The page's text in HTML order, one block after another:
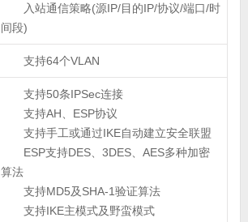
入站通信策略(源IP/目的IP/协议/端口/时
间段)
支持64个VLAN
支持50条IPSec连接
支持AH、ESP协议
支持手工或通过IKE自动建立安全联盟
ESP支持DES、3DES、AES多种加密
算法
支持MD5及SHA-1验证算法
支持IKE主模式及野蛮模式